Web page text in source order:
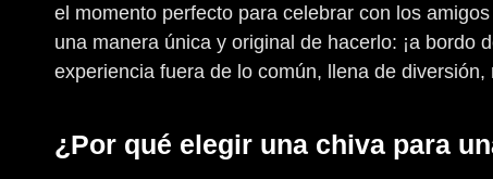
el momento perfecto para celebrar con los
una manera única y original de hacerlo: ¡a bordo
experiencia fuera de lo común, llena de
¿Por qué elegir una chiva para